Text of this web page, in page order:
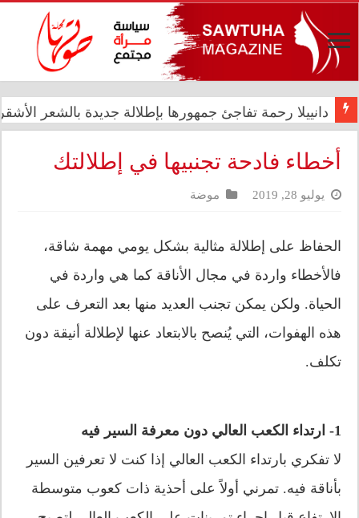
دانييلا رحمة تفاجئ جمهورها بإطلالة جديدة بالشعر الأشقر
رئيس الوزراء علي فالح الزيدي يترأس اجتماعاً مشتركاً في
أخطاء فادحة تجنبيها في إطلالتك
يوليو 28, 2019 موضة
الحفاظ على إطلالة مثالية بشكل يومي مهمة شاقة،
فالأخطاء واردة في مجال الأناقة كما هي واردة في
الحياة. ولكن يمكن تجنب العديد منها بعد التعرف على
هذه الهفوات، التي يُنصح بالابتعاد عنها لإطلالة أنيقة دون
تكلف.
1- ارتداء الكعب العالي دون معرفة السير فيه
لا تفكري بارتداء الكعب العالي إذا كنت لا تعرفين السير
بأناقة فيه. تمرني أولاً على أحذية ذات كعوب متوسطة